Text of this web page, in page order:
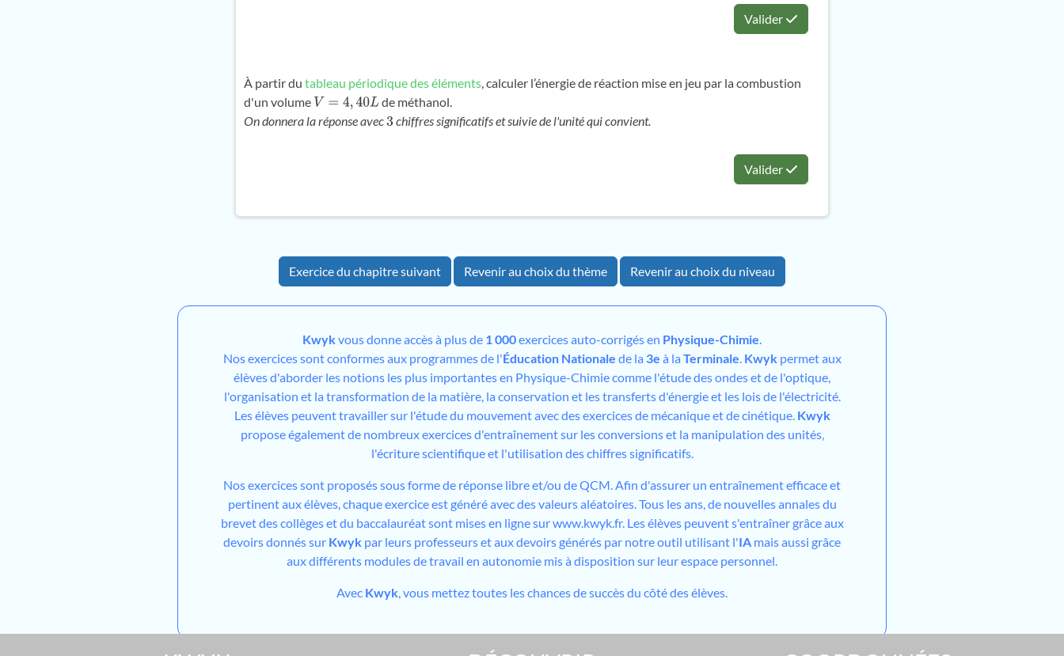
Valider
À partir du tableau périodique des éléments , calculer l’énergie de réaction mise en jeu par la combustion
d'un volume V= 4, 40L
de méthanol.
On donnera la réponse avec3chiffres significatifs et suivie de l'unité qui convient.
Valider
Exercice du chapitre suivant Revenir au choix du thème Revenir au choix du niveau
Kwykvous donne accès à plus de 1 000exercices auto-corrigés en Physique-Chimie
Nos exercices sont conformes aux programmes de l'Éducation Nationale de la 3e à la Terminale Kwykpermet aux
élèves d'aborder les notions les plus importantes en Physique-Chimie comme l'étude des ondes et de l'optique,
l'organisation et la transformation de la matière, la conservation et les transferts d'énergie et les lois de l'électricité.
Les élèves peuvent travailler sur l'étude du mouvement avec des exercices de mécanique et de cinétique. Kwyk
propose également de nombreux exercices d'entraînement sur les conversions et la manipulation des unités,
l'écriture scientifique et l'utilisation des chiffres significatifs.
Nos exercices sont proposés sous forme de réponse libre et/ou de QCM. Afin d'assurer un entraînement efficace et
pertinent aux élèves, chaque exercice est généré avec des valeurs aléatoires. Tous les ans, de nouvelles annales du
brevet des collèges et du baccalauréat sont mises en ligne sur www.kwyk.fr. Les élèves peuvent s'entraîner grâce aux
devoirs donnés sur Kwyk par leurs professeurs et aux devoirs générés par notre outil utilisant l'IA mais aussi grâce
aux différents modules de travail en autonomie mis à disposition sur leur espace personnel.
Avec Kwyk , vous mettez toutes les chances de succès du côté des élèves.